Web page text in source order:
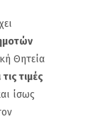
Θητεία
τις τιμές
ίσως